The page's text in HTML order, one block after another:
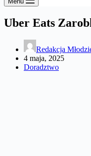
Uber Eats
Redakcja
4 maja, 2025
Doradztwo